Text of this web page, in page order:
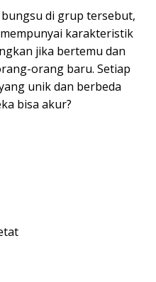
di grup tersebut,
karakteristik
jika bertemu dan
orang baru. Setiap
unik dan berbeda
bisa akur?